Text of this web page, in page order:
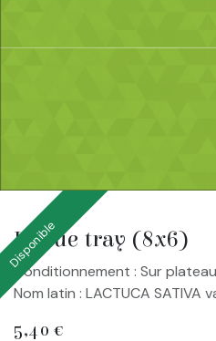
Laitue tray (8x6)
Disponible
Conditionnement : Sur plateau
Nom latin : LACTUCA SATIVA
5,40 €